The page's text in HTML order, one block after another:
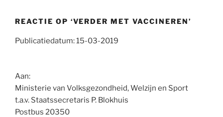
REACTIE OP ‘VERDER MET VACCINEREN’
Publicatiedatum: 15-03-2019
Aan:
Ministerie van Volksgezondheid, Welzijn en Sport
t.a.v. Staatssecretaris P. Blokhuis
Postbus 20350